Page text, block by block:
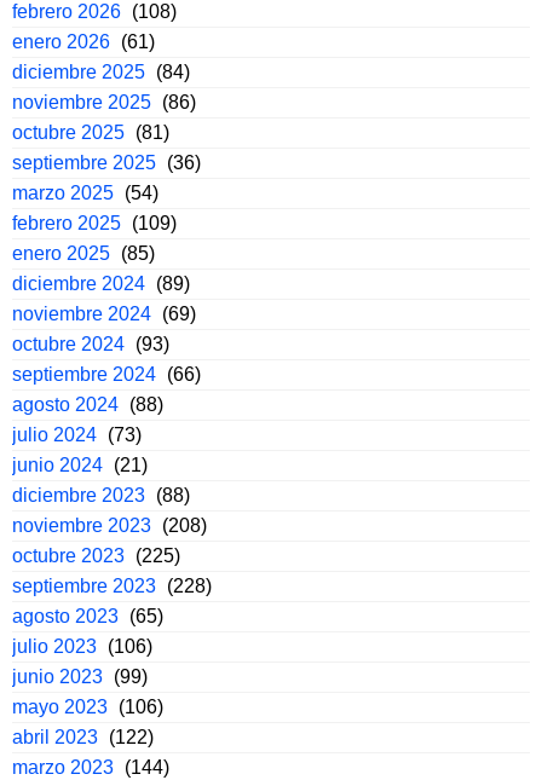
febrero 2026 (108)
enero 2026 (61)
diciembre 2025 (84)
noviembre 2025 (86)
octubre 2025 (81)
septiembre 2025 (36)
marzo 2025 (54)
febrero 2025 (109)
enero 2025 (85)
diciembre 2024 (89)
noviembre 2024 (69)
octubre 2024 (93)
septiembre 2024 (66)
agosto 2024 (88)
julio 2024 (73)
junio 2024 (21)
diciembre 2023 (88)
noviembre 2023 (208)
octubre 2023 (225)
septiembre 2023 (228)
agosto 2023 (65)
julio 2023 (106)
junio 2023 (99)
mayo 2023 (106)
abril 2023 (122)
marzo 2023 (144)